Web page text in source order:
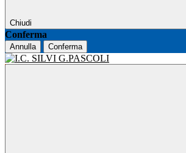
Chiudi
Conferma
Annulla Conferma